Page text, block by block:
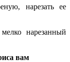
нарезать ее
нарезанный
вам